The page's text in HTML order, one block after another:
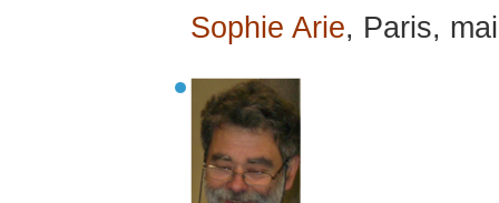
Sophie Arie, Paris,